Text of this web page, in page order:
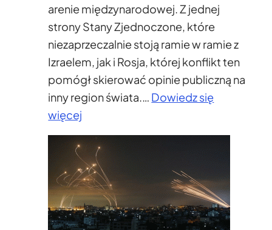
arenie międzynarodowej. Z jednej
strony Stany Zjednoczone, które
niezaprzeczalnie stoją ramie w ramie z
Izraelem, jak i Rosja, której konflikt ten
pomógł skierować opinie publiczną na
inny region świata.… Dowiedz się
więcej
Postawa
Unii
Europejskiej
wobec
wojny
Hamas-